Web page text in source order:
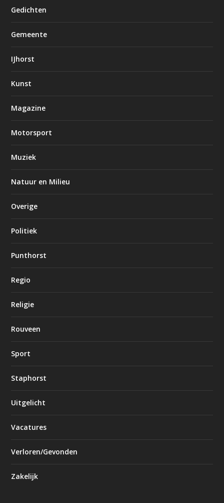
Gedichten
Gemeente
IJhorst
Kunst
Magazine
Motorsport
Muziek
Natuur en Milieu
Overige
Politiek
Punthorst
Regio
Religie
Rouveen
Sport
Staphorst
Uitgelicht
Vacatures
Verloren/Gevonden
Zakelijk